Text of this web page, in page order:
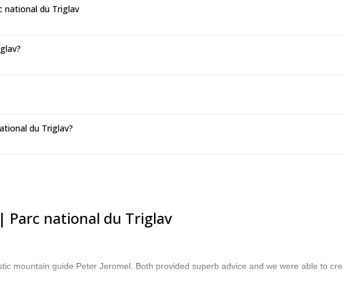
national du Triglav
du Triglav?
Parc national du Triglav
mountain guide Peter Jeromel. Both provided superb advice and we were able to